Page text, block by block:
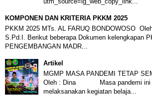
KOMPONEN DAN KRITERIA PKKM 2025
PKKM 2025 MTs. AL FARUQ BONDOWOSO
S.Pd.I. Berikut beberapa Dokumen
PENGEMBANGAN MADR...
Artikel
MGMP MASA PANDEMI TETAP
Oleh : Dina Masa pandemi ini
melaksanakan kegiatan belaja...